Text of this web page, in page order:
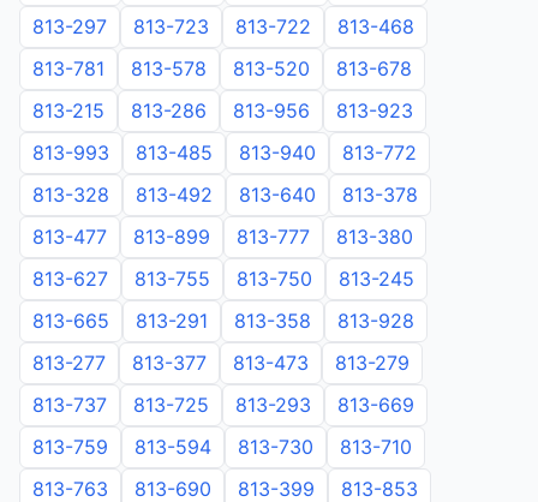
813-297
813-723 813-722
813-468
813-781
813-578 813-520
813-678
813-215
813-286 813-956
813-923
813-993
813-485 813-940
813-772
813-328
813-492 813-640
813-378
813-477
813-899 813-777
813-380
813-627
813-755 813-750
813-245
813-665
813-291 813-358
813-928
813-277
813-377 813-473
813-279
813-737
813-725 813-293
813-669
813-759
813-594 813-730
813-710
813-763
813-690 813-399
813-853